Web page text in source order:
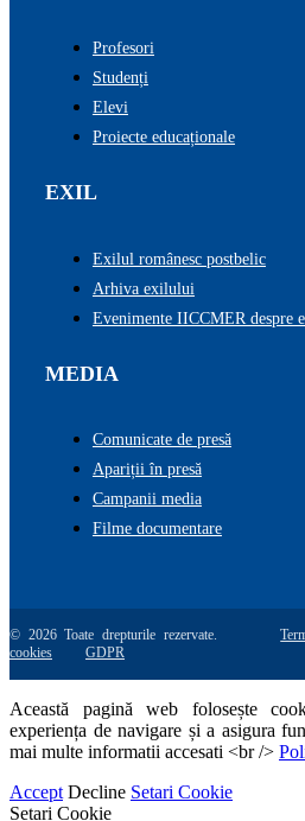
Profesori
Studenți
Elevi
Proiecte educaționale
EXIL
Exilul românesc postbelic
Arhiva exilului
Evenimente IICCMER despre
MEDIA
Comunicate de presă
Apariții în presă
Campanii media
Filme documentare
© 2026 Toate drepturile rezervate.
cookies
GDPR
Această pagină web folosește
experiența de navigare și a asigura
mai multe informatii accesati <br />
Accept Decline Setari Cookie
Setari Cookie